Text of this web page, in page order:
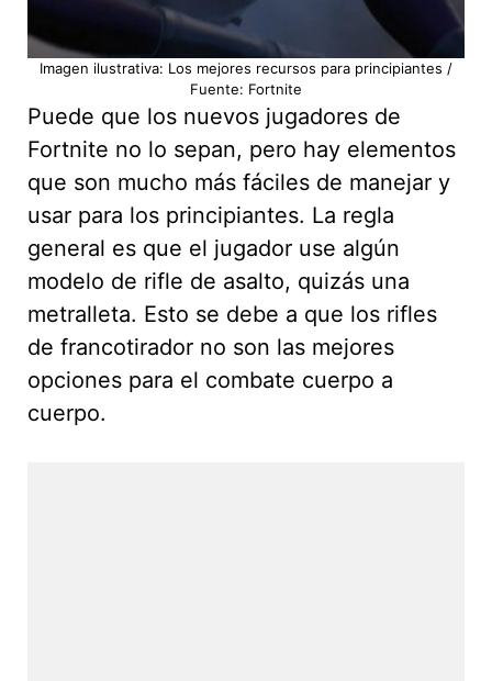
Imagen ilustrativa: Los mejores recursos para principiantes /
Fuente: Fortnite
Puede que los nuevos jugadores de
Fortnite no lo sepan, pero hay elementos
que son mucho más fáciles de manejar y
usar para los principiantes. La regla
general es que el jugador use algún
modelo de rifle de asalto, quizás una
metralleta. Esto se debe a que los rifles
de francotirador no son las mejores
opciones para el combate cuerpo a
cuerpo.